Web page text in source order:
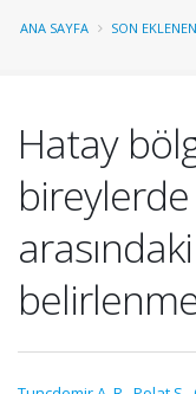
ANA SAYFA SON
Hatay
arasındaki